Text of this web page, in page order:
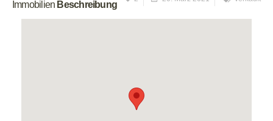
Immobilien Beschreibung